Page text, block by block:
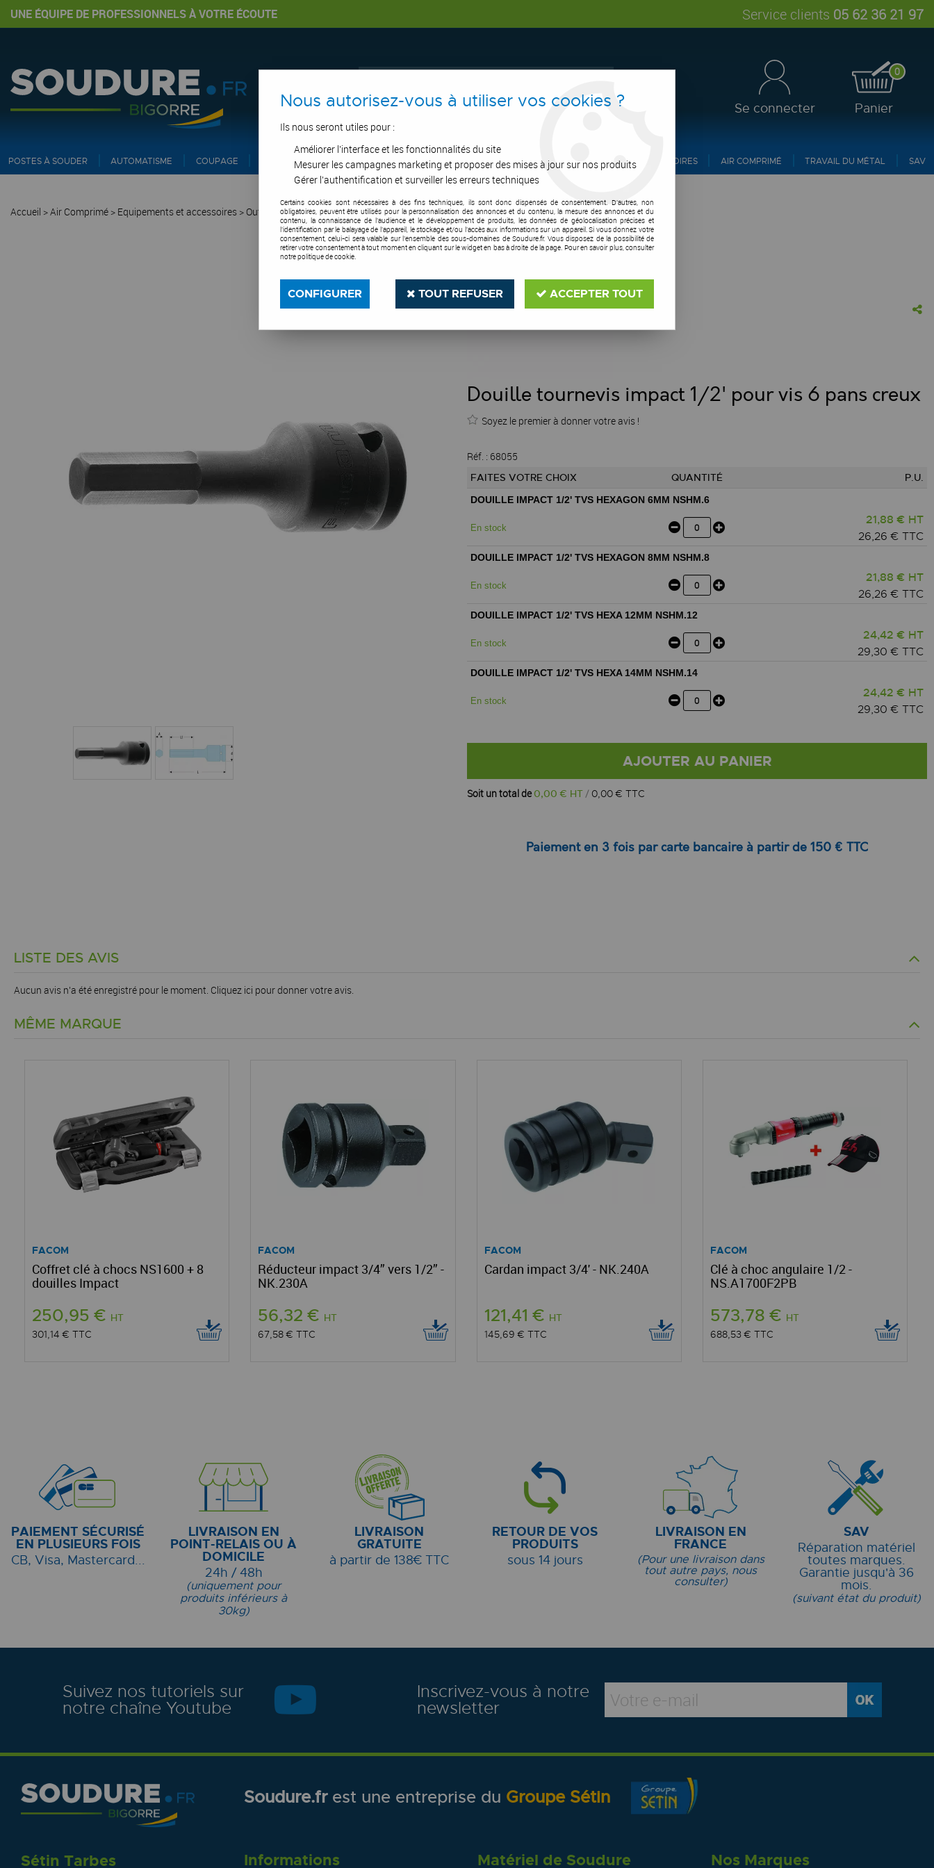
UNE ÉQUIPE DE PROFESSIONNELS À VOTRE ÉCOUTE Service clients 05 62 36 21 97
Se connecter
0
Panier
POSTES À SOUDER AUTOMATISME COUPAGE PIPE ET INERTAGE ASPIRATION OUTILS DE COUPE SOUDURE E.P.I ACCESSOIRES AIR COMPRIMÉ TRAVAIL DU MÉTAL SAV
Accueil >Air Comprimé > Equipements et accessoires > Outillage air comprimé>Accessoire >Douille tournevis impact 1/2' pour vis 6 pans creux
Douille tournevis impact 1/2' pour vis 6 pans creux
Soyez le premier à donner votre avis !
Réf. : 68055
FAITES VOTRE CHOIX QUANTITÉ P.U.
DOUILLE IMPACT 1/2' TVS HEXAGON 6MM NSHM.6
En stock
21,88 € HT
26,26 € TTC
DOUILLE IMPACT 1/2' TVS HEXAGON 8MM NSHM.8
En stock
21,88 € HT
26,26 € TTC
DOUILLE IMPACT 1/2' TVS HEXA 12MM NSHM.12
En stock
24,42 € HT
29,30 € TTC
DOUILLE IMPACT 1/2' TVS HEXA 14MM NSHM.14
En stock
24,42 € HT
29,30 € TTC
AJOUTER AU PANIER
Soit un total de0,00 € HT 0,00€ TTC
Paiement en 3 fois par carte bancaire à partir de 150 € TTC
LISTE DES AVIS
Aucun avis n'a été enregistré pour le moment. Cliquez ici pour donner votre avis.
MÊME MARQUE
FACOM
Coffret clé à chocs NS1600 + 8
douilles Impact
250,95 € HT
301,14 € TTC
FACOM
Réducteur impact 3/4” vers 1/2” -
NK.230A
56,32 € HT
67,58 €TTC
FACOM
Cardan impact 3/4' - NK.240A
121,41 € HT
145,69 € TTC
FACOM
Clé à choc angulaire 1/2 -
NS.A1700F2PB
573,78 € HT
688,53 € TTC
PAIEMENT SÉCURISÉ
EN PLUSIEURS FOIS
CB, Visa, Mastercard...
LIVRAISON EN
POINT-RELAIS OU À
DOMICILE
24h / 48h
(uniquement pour
produits inférieurs à
30kg)
LIVRAISON
GRATUITE
à partir de 138€ TTC
RETOUR DE VOS
PRODUITS
sous 14 jours
LIVRAISON EN
FRANCE
(Pour une livraison dans
tout autre pays, nous
consulter)
SAV
Réparation matériel
toutes marques.
Garantie jusqu'à 36
mois.
(suivant état du produit)
Suivez nos tutoriels sur
notre chaîne Youtube
Inscrivez-vous à notre
newsletter
Soudure.frest une entreprise du Groupe Sétin
Sétin Tarbes Informations Matériel de Soudure Nos Marques
Nous autorisez-vous à utiliser vos cookies ?
Ils nous seront utiles pour :
Améliorer l'interface et les fonctionnalités du site
Mesurer les campagnes marketing et proposer des mises à jour sur nos produits
Gérer l'authentification et surveiller les erreurs techniques
Certains cookies sont nécessaires à des fins techniques, ils sont donc dispensés de consentement. D'autres, non
obligatoires, peuvent être utilisés pour la personnalisation des annonces et du contenu, la mesure des annonces et du
contenu, la connaissance de l'audience et le développement de produits, les données de géolocalisation précises et
l'identification par le balayage de l'appareil, le stockage et/ou l'accès aux informations sur un appareil. Si vous donnez votre
consentement, celui-ci sera valable sur l’ensemble des sous-domaines de Soudure.fr. Vous disposez de la possibilité de
retirer votre consentement à tout moment en cliquant sur le widget en bas à droite de la page. Pour en savoir plus, consulter
notre politique de cookie.
CONFIGURER TOUT REFUSER ACCEPTER TOUT